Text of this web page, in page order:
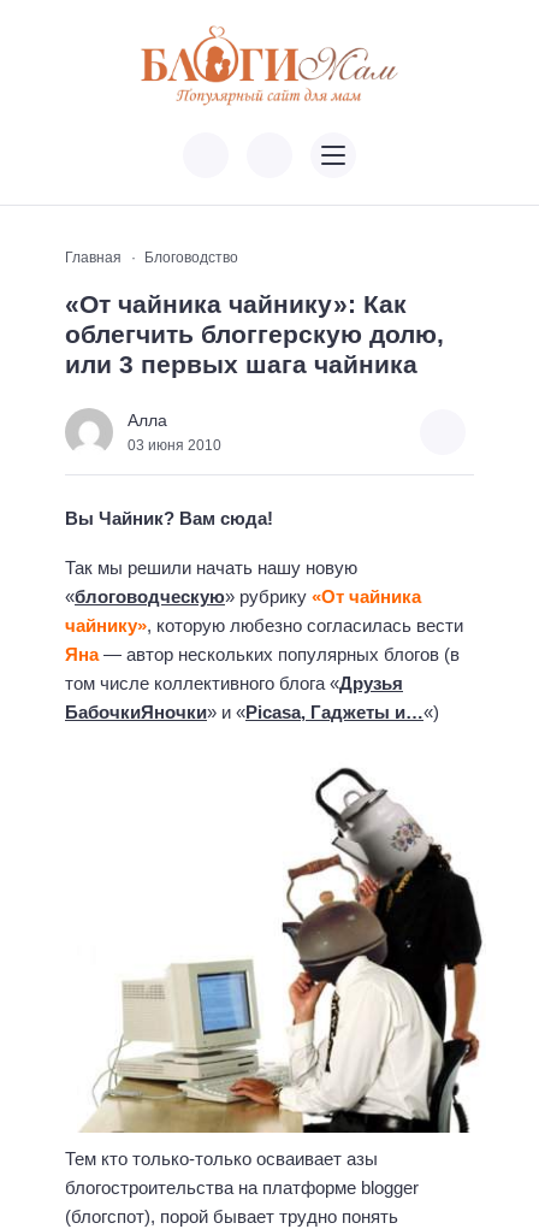
Главная Блоговодство
«От чайника чайнику»: Как
облегчить блоггерскую долю,
или 3 первых шага чайника
Алла
03 июня 2010
Вы Чайник? Вам сюда!
Так мы решили начать нашу новую
«блоговодческую» рубрику «От чайника
чайнику», которую любезно согласилась вести
Яна— автор нескольких популярных блогов (в
том числе коллективного блога «Друзья
БабочкиЯночки» и «Picasa, Гаджеты и…«)
Тем кто только-только осваивает азы
блогостроительства на платформе blogger
(блогспот), порой бывает трудно понять